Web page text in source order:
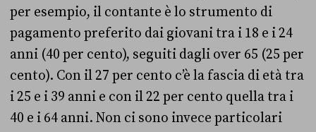
per esempio, il contante è lo strumento di
pagamento preferito dai giovani tra i 18 e i 24
anni (40 per cento), seguiti dagli over 65 (25 per
cento). Con il 27 per cento c’è la fascia di età tra
i 25 e i 39 anni e con il 22 per cento quella tra i
40 e i 64 anni. Non ci sono invece particolari